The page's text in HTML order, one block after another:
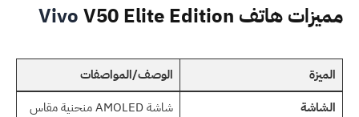
مميزات هاتف VivoV50 Elite Edition
الميزة
الوصف/المواصفات
الشاشة
شاشة AMOLED منحنية مقاس